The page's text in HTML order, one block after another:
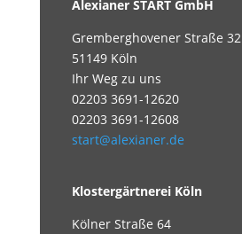
Alexianer START GmbH
Gremberghovener Straße 32
51149 Köln
Ihr Weg zu uns
02203 3691-12620
02203 3691-12608
start@alexianer.de
Klostergärtnerei Köln
Kölner Straße 64